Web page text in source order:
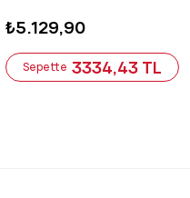
₺5.129,90
Sepette 3334,43 TL